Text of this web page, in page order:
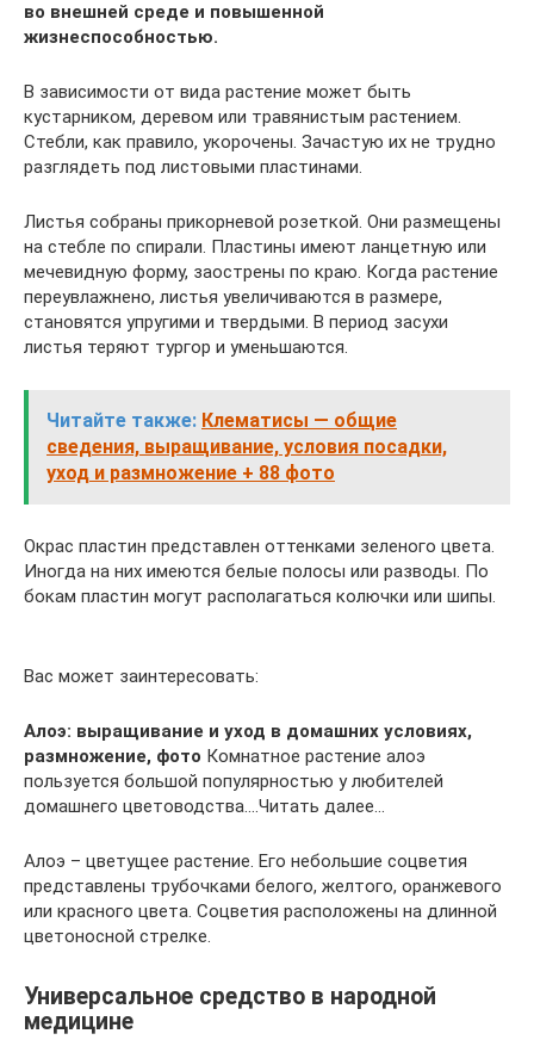
во внешней среде и повышенной
жизнеспособностью.
В зависимости от вида растение может быть
кустарником, деревом или травянистым растением.
Стебли, как правило, укорочены. Зачастую их не трудно
разглядеть под листовыми пластинами.
Листья собраны прикорневой розеткой. Они размещены
на стебле по спирали. Пластины имеют ланцетную или
мечевидную форму, заострены по краю. Когда растение
переувлажнено, листья увеличиваются в размере,
становятся упругими и твердыми. В период засухи
листья теряют тургор и уменьшаются.
Читайте также: Клематисы — общие
сведения, выращивание, условия посадки,
уход и размножение + 88 фото
Окрас пластин представлен оттенками зеленого цвета.
Иногда на них имеются белые полосы или разводы. По
бокам пластин могут располагаться колючки или шипы.
Вас может заинтересовать:
Алоэ: выращивание и уход в домашних условиях,
размножение, фото Комнатное растение алоэ
пользуется большой популярностью у любителей
домашнего цветоводства….Читать далее…
Алоэ – цветущее растение. Его небольшие соцветия
представлены трубочками белого, желтого, оранжевого
или красного цвета. Соцветия расположены на длинной
цветоносной стрелке.
Универсальное средство в народной
медицине